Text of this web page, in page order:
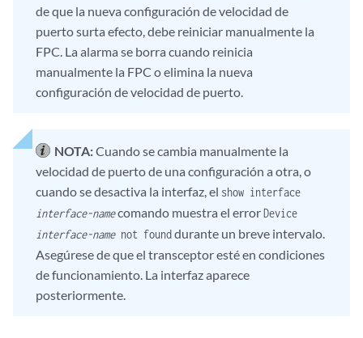
de que la nueva configuración de velocidad de
puerto surta efecto, debe reiniciar manualmente la
FPC. La alarma se borra cuando reinicia
manualmente la FPC o elimina la nueva
configuración de velocidad de puerto.
NOTA:Cuando se cambia manualmente la
velocidad de puerto de una configuración a otra, o
cuando se desactiva la interfaz, el show interface
interface-namecomando muestra el errorDevice
interface-namenot founddurante un breve intervalo.
Asegúrese de que el transceptor esté en condiciones
de funcionamiento. La interfaz aparece
posteriormente.